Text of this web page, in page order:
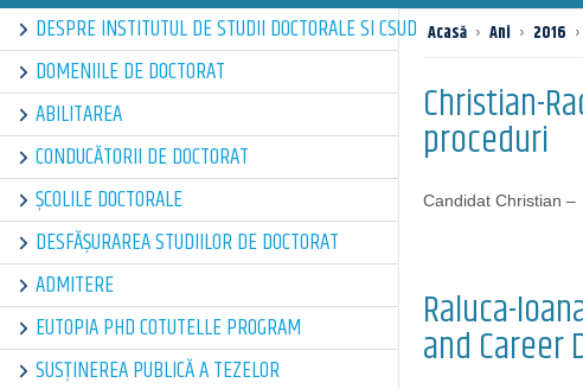
DESPRE INSTITUTUL DE STUDII DOCTORALE SI CSUD
DOMENIILE DE DOCTORAT
ABILITAREA
CONDUCĂTORII DE DOCTORAT
ȘCOLILE DOCTORALE
DESFĂȘURAREA STUDIILOR DE DOCTORAT
ADMITERE
EUTOPIA PHD COTUTELLE PROGRAM
SUSȚINEREA PUBLICĂ A TEZELOR
Acasă › Ani › 2016 ›
Christian-
proceduri
Candidat Christian –
Raluca-
and Career